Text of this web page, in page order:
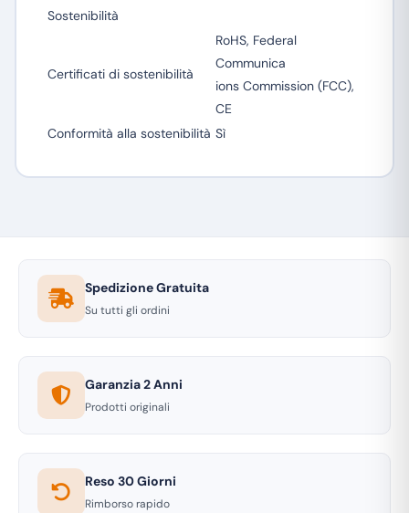
Sostenibilità
Certificati di sostenibilità
RoHS, Federal
Communica
ions Commission (FCC),
CE
Conformità alla sostenibilità Sì
Spedizione Gratuita
Su tutti gli ordini
Garanzia 2 Anni
Prodotti originali
Reso 30 Giorni
Rimborso rapido